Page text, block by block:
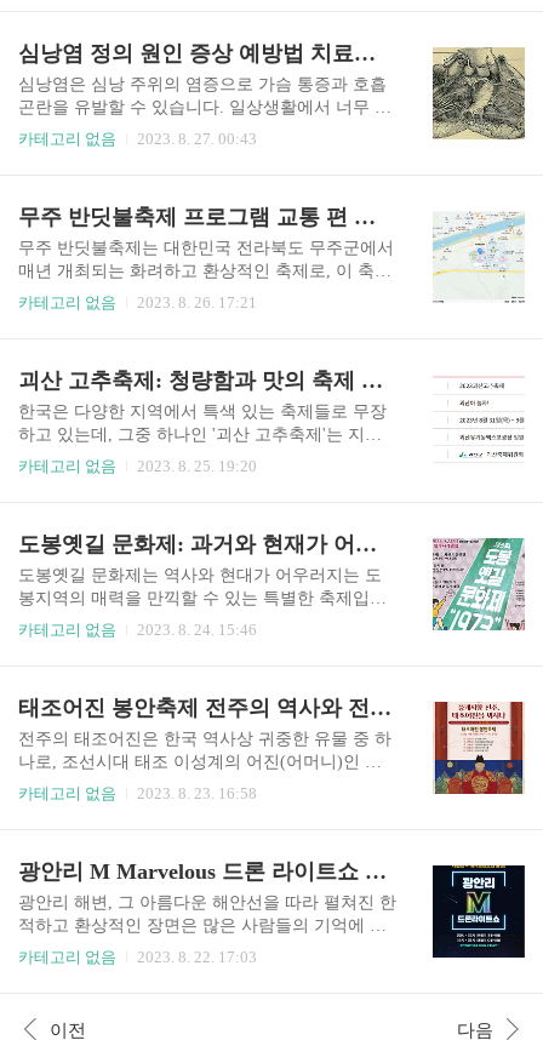
언덕 무료입장 평창 효석문화제 찾아..
주세요 안양공공 예술 프로젝트 홈페이지 가기 안
양 공공 예술 프로젝트 기본 사항 명칭 제7회 안양
공공예술프로젝트(7th Anyang Public Art Project)
주제 7 구역 - 당신의 상상공간(ZONE 7 - Your Ima
ginary Space) APAP7의 주제는 ‘7 구역 - 당신의 상
형태..
심낭염 정의 원인 증상 예방법 치료법 음식 총정리
심낭염은 심낭 주위의 염증으로 가슴 통증과 호흡
곤란을 유발할 수 있습니다. 일상생활에서 너무 많
은 스트레스와 체중 부담, 부적절한 자세로 인해 심
적으로 다루어 보겠습니다. 심남영 정의 심낭염은
심장 주위의 막인 심낭(pericardium)이 염증을 일으
키는 상태를 나타냅니다. 심낭은 심장을 둘러싸고
있는 얇은 막으로, 심장을 보호하고 안정시키는 역
할을 합니다. 하지만 여러 가지 이유로 인해 심낭
급성 심낭염: 갑자기 발생하며, 바이러스 감염, 세
균 감염, 기생충 감염..
카테고리 없음 2023. 8. 27. 00:43
무주 반딧불축제 프로그램 교통 편 프로그램 등 총 정리
무주 반딧불축제는 대한민국 전라북도 무주군에서
매년 개최되는 화려하고 환상적인 축제로, 이 축제
를 통해 자연과 문화가 조화롭게 어우러지는 아름
흥미로운 시간을 제공합니다. 이제 저와 함께 무주
반딧불축제의 매력적인 특징과 내용을 살펴보겠습
니다. 자세한 정보를 알고 싶으 신 분은 아래 홈페
이지에 방문 하시면 됩니다. 무주 반딧불축제 홈페
이지 가기 무주 반딧불축제 기본정보 기간 2023.09.
시설 안내도 무주 반딧불축제 프로그램 반딧불이
신비탐사 2..
카테고리 없음 2023. 8. 26. 17:21
괴산 고추축제: 청량함과 맛의 축제 장민호 정미애 출연
한국은 다양한 지역에서 특색 있는 축제들로 무장
하고 있는데, 그중 하나인 '괴산 고추축제'는 지역
특산물을 기념하며 열리는 대표적인 축제 중 하나
흥겨운 분위기로 참가자들을 매료시키고 있습니
다. 아래 홈페이지에 가시면 자세하 내용이 있습니
다. 괴산 고추 축제 홈페이지 가기 괴산 고추 장터
가기 괴산 고추축제 기본 정보 요금 : 무료 괴산 고
추축제 축제의 역사와 의미 괴산 고추축제는 지역
것을 알게 되면서 고추 생산이 활발해졌습니다. 이
에 따라 지역 사람들은 그들의 농업..
카테고리 없음 2023. 8. 25. 19:20
도봉옛길 문화제: 과거와 현재가 어우러지는 아름다운 시간
도봉옛길 문화제는 역사와 현대가 어우러지는 도
봉지역의 매력을 만끽할 수 있는 특별한 축제입니
다. 이 축제는 매년 지역 주민과 방문객들에게 다채
달아 놓을 터이니 여기로 방문해주세요 도봉옛길
문화제 도봉옛길 문화제 기본정보 요금 무료 축제
소개와 역사 도봉옛길은 한국의 전통과 역사가 살
아 숨 쉬는 곳으로, 오랜 세월 동안 사람들의 발길
을 이끌어 온 길입니다. 이곳은 고려 시대부터 조선
제는 이러한 역사적인 배경을 기반으로 지역의 아
름다움과 가치를 강조하며 시작되었습..
카테고리 없음 2023. 8. 24. 15:46
태조어진 봉안축제 전주의 역사와 전통이 어우러지는 축제
전주의 태조어진은 한국 역사상 귀중한 유물 중 하
나로, 조선시대 태조 이성계의 어진(어머니)인 왕
비 효현왕후의 묘역입니다. 이곳은 전주의 역사와
싶으시면 아래 링크로 된 홈페이지 방문해 주세요
태조어진 봉안축제 홈페이지 가기 태조어진 봉안
축제 풍패지향 전주 태조어진을 뫼시다 기본정보 2
023년 생생문화재 풍패지향 전주, 태조어진을 뫼시
다 2023년 생생문화재 '풍패지향 전주, 태조어진을
내 다양한 문화유산의 역사적 의미와 가치를 전주
카테고리 없음 2023. 8. 23. 16:58
광안리 M Marvelous 드론 라이트쇼 부산의 야간 하늘에 펼쳐지는 환상적인 빛의 퍼포먼스
광안리 해변, 그 아름다운 해안선을 따라 펼쳐진 한
적하고 환상적인 장면은 많은 사람들의 기억에 특
별한 순간으로 남아있습니다. 하지만 최근, 이 해안
다. 이 작품은 드론과 조명 기술의 매혹적인 조화로
카테고리 없음 2023. 8. 22. 17:03
이전 다음